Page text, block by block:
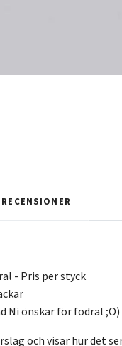
RECENSIONER
- Pris per styck
Ni önskar för fodral ;O)
och visar hur det